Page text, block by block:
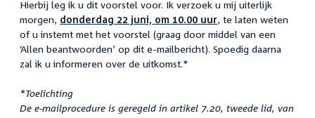
Hierbij leg ik u dit voorstel voor. Ik verzoek u mij uiterlijk
morgen, donderdag 22 juni, om 10.00 uur, te laten weten
of u instemt met het voorstel (graag door middel van een
‘Allen beantwoorden’ op dit e-mailbericht). Spoedig daarna
zal ik u informeren over de uitkomst.*
*Toelichting
De e-mailprocedure is geregeld in artikel 7.20, tweede lid, van